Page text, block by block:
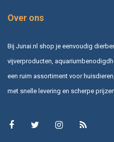
Over ons
Bij Junai.nl shop je eenvoudig
vijverproducten,
een ruim assortiment voor
met snelle levering en scherpe